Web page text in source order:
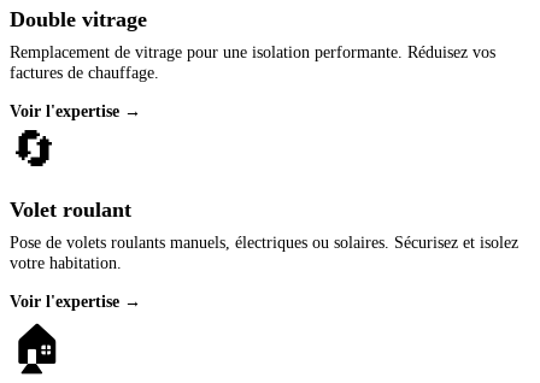
Double vitrage
Remplacement de vitrage pour une isolation performante. Réduisez vos
factures de chauffage.
Voir l'expertise →
🔄
Volet roulant
Pose de volets roulants manuels, électriques ou solaires. Sécurisez et isolez
votre habitation.
Voir l'expertise →
🏠